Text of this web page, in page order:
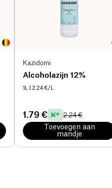
Kazidomi
Alcoholazijn 12%
1L | 2.24 €/L
1.79 € 2.24 €
Toevoegen aan
mandje